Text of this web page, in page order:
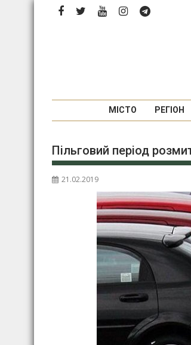
Перейти
МІСТО РЕГІОН
Пільговий період
21.02.2019